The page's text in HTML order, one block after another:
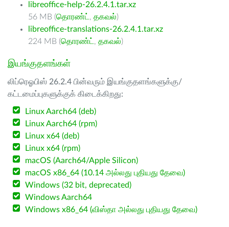
libreoffice-help-26.2.4.1.tar.xz
56 MB (தொரண்ட் , தகவல்)
libreoffice-translations-26.2.4.1.tar.xz
224 MB (தொரண்ட் , தகவல்)
இயங்குதளங்கள்
லிப்ரெஓபிஸ் 26.2.4 பின்வரும் இயங்குதளங்களுக்கு/
கட்டமைப்புகளுக்குக் கிடைக்கிறது:
Linux Aarch64 (deb)
Linux Aarch64 (rpm)
Linux x64 (deb)
Linux x64 (rpm)
macOS (Aarch64/Apple Silicon)
macOS x86_64 (10.14 அல்லது புதியது தேவை)
Windows (32 bit, deprecated)
Windows Aarch64
Windows x86_64 (விஸ்தா அல்லது புதியது தேவை)